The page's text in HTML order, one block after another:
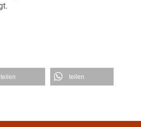
teilen teilen